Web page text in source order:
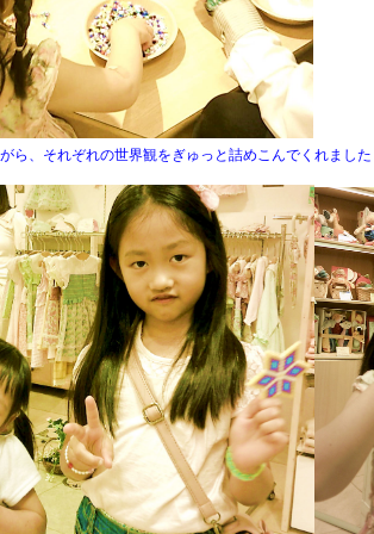
ら、それぞれの世界観をぎゅっと詰めこんでくれまし